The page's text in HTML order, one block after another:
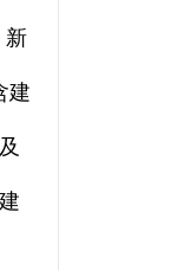
新
建